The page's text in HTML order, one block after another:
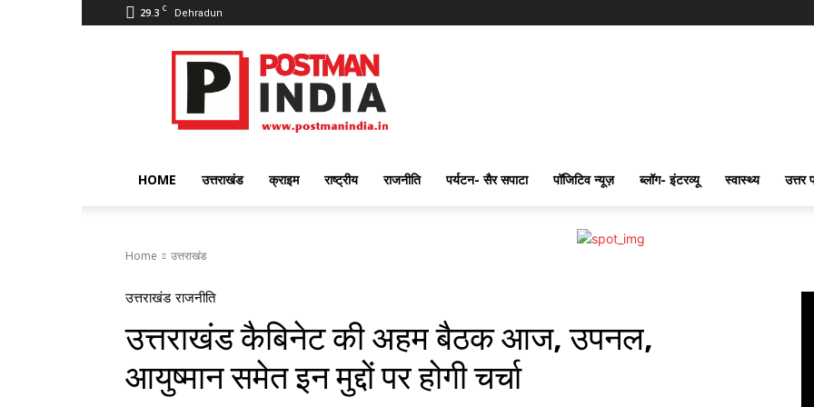
29.3 C Dehradun
PostmanIndia
HOME उत्तराखंड क्राइम राष्ट्रीय राजनीति पर्यटन- सैर सपाटा पॉजिटिव न्यूज़ ब्लॉग- इंटरव्यू स्वास्थ्य उत्तर
Home उत्तराखंड
उत्तराखंड राजनीति
उत्तराखंड कैबिनेट की अहम बैठक आज, उपनल,
आयुष्मान समेत इन मुद्दों पर होगी चर्चा